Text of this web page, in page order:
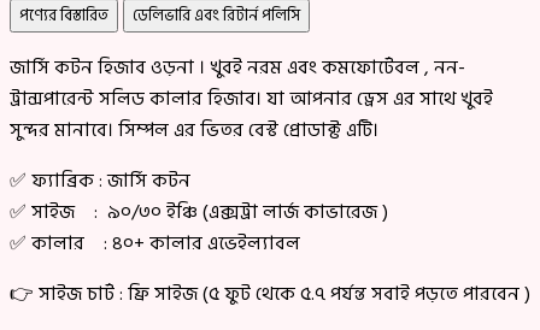
পণ্যের বিস্তারিত ডেলিভারি এবং রিটার্ন পলিসি
জার্সি কটন হিজাব ওড়না । খুবই নরম এবং কমফোর্টেবল , নন-
ট্রান্সপারেন্ট সলিড কালার হিজাব। যা আপনার ড্রেস এর সাথে খুবই
সুন্দর মানাবে। সিম্পল এর ভিতর বেস্ট প্রোডাক্ট এটি।
✅ ফ্যাব্রিক : জার্সি কটন
✅ সাইজ : ৯০/৩০ ইঞ্চি (এক্সট্রা লার্জ কাভারেজ )
✅ কালার : ৪০+ কালার এভেইল্যাবল
👉 সাইজ চার্ট : ফ্রি সাইজ (৫ ফুট থেকে ৫.৭ পর্যন্ত সবাই পড়তে পারবেন )